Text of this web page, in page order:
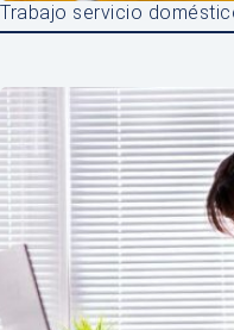
Trabajo servicio